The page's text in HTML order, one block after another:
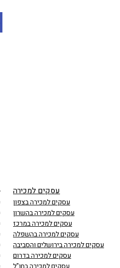
עסקים למכירה
עסקים למכירה בצפון
עסקים למכירה בהשרון
עסקים למכירה במרכז
עסקים למכירה בהשפלה
עסקים למכירה בירושלים והסביבה
עסקים למכירה בדרום